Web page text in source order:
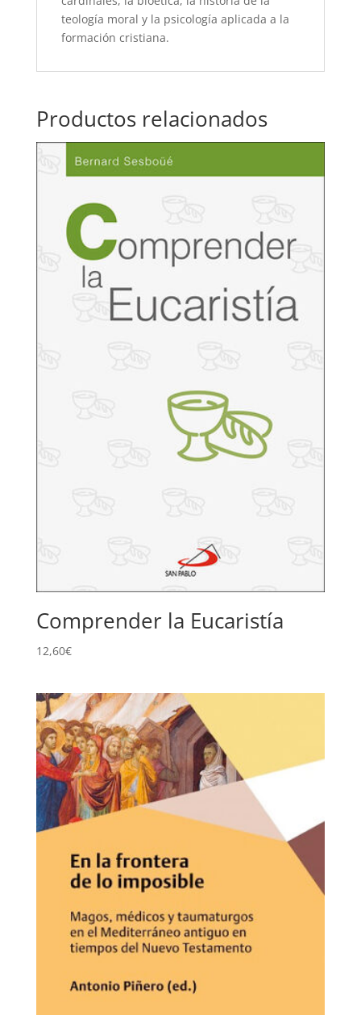
teología moral y la psicología aplicada a la
formación cristiana.
Productos relacionados
Comprender la Eucaristía
12,60€